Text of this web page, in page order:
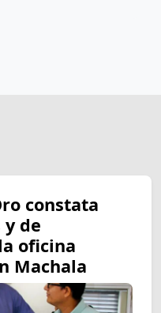
constata
de
oficina
Machala